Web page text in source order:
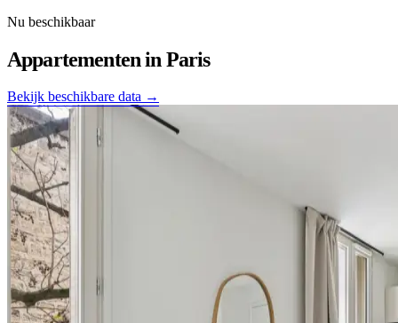
Nu beschikbaar
Appartementen in Paris
Bekijk beschikbare data →